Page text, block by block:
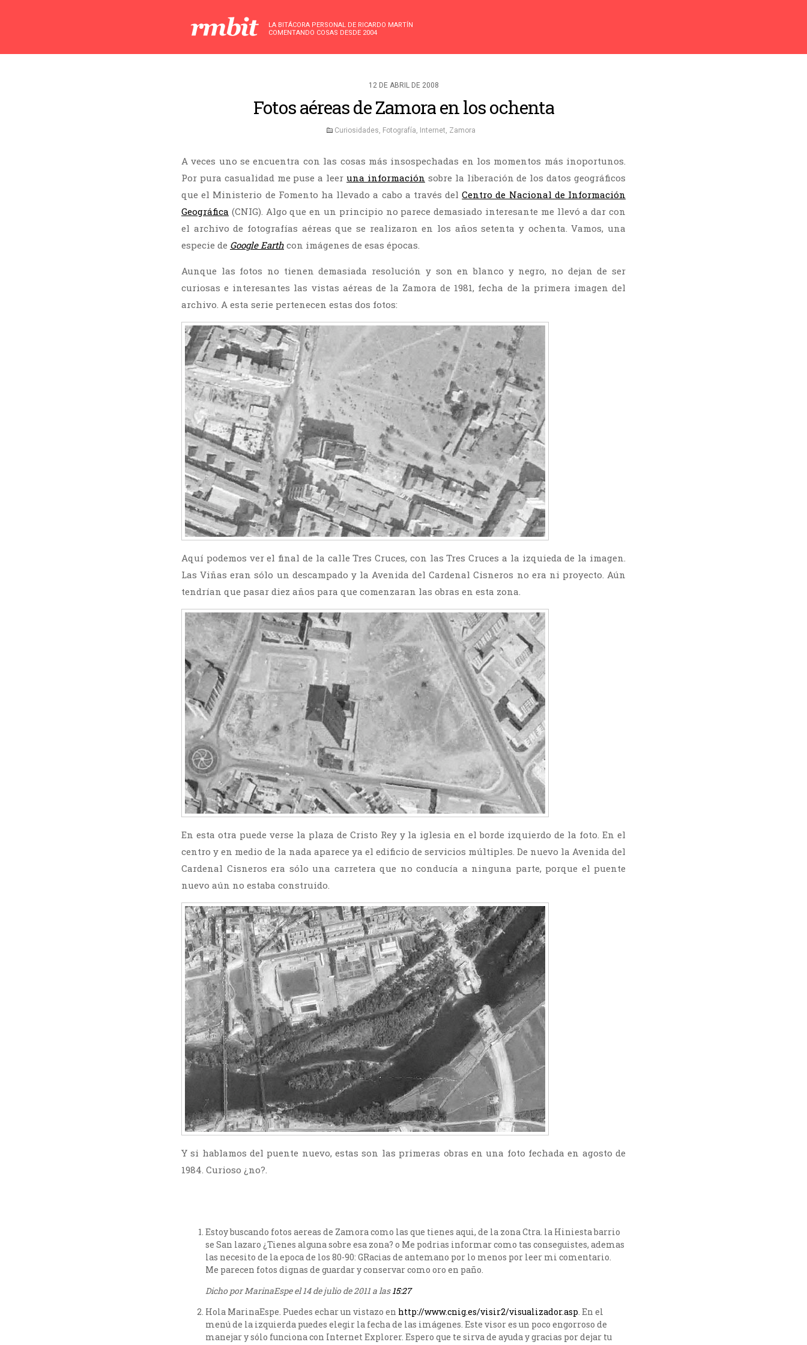
LA BITÁCORA PERSONAL DE RICARDO MARTÍN
COMENTANDO COSAS DESDE 2004
12 DE ABRIL DE 2008
Fotos aéreas de Zamora en los ochenta
Curiosidades, Fotografía, Internet, Zamora
A veces uno se encuentra con las cosas más insospechadas en los momentos más inoportunos.
Por pura casualidad me puse a leeruna información sobre la liberación de los datos geográficos
que el Ministerio de Fomento ha llevado a cabo a través delCentro de Nacional de Información
Geográfica (CNIG). Algo que en un principio no parece demasiado interesante me llevó a dar con
el archivo de fotografías aéreas que se realizaron en los años setenta y ochenta. Vamos, una
especie de Google Earth con imágenes de esas épocas.
Aunque las fotos no tienen demasiada resolución y son en blanco y negro, no dejan de ser
curiosas e interesantes las vistas aéreas de la Zamora de 1981, fecha de la primera imagen del
archivo. A esta serie pertenecen estas dos fotos:
Aquí podemos ver el final de la calle Tres Cruces, con las Tres Cruces a la izquieda de la imagen.
Las Viñas eran sólo un descampado y la Avenida del Cardenal Cisneros no era ni proyecto. Aún
tendrían que pasar diez años para que comenzaran las obras en esta zona.
En esta otra puede verse la plaza de Cristo Rey y la iglesia en el borde izquierdo de la foto. En el
centro y en medio de la nada aparece ya el edificio de servicios múltiples. De nuevo la Avenida del
Cardenal Cisneros era sólo una carretera que no conducía a ninguna parte, porque el puente
nuevo aún no estaba construido.
Y si hablamos del puente nuevo, estas son las primeras obras en una foto fechada en agosto de
1984. Curioso ¿no?.
Estoy buscando fotos aereas de Zamora como las que tienes aqui, de la zona Ctra. la Hiniesta barrio
se San lazaro ¿Tienes alguna sobre esa zona? o Me podrias informar como tas conseguistes, ademas
las necesito de la epoca de los 80-90: GRacias de antemano por lo menos por leer mi comentario.
Me parecen fotos dignas de guardar y conservar como oro en paño.
Dicho por MarinaEspe el 14 de julio de 2011 a las15:27
Hola MarinaEspe. Puedes echar un vistazo en http://www.cnig.es/visir2/visualizador.asp. En el
menú de la izquierda puedes elegir la fecha de las imágenes. Este visor es un poco engorroso de
manejar y sólo funciona con Internet Explorer. Espero que te sirva de ayuda y gracias por dejar tu